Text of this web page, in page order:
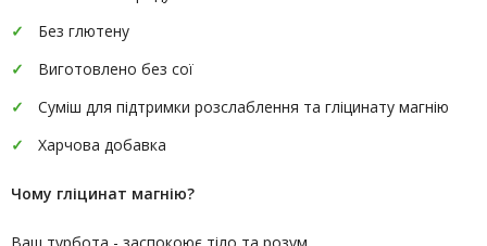
Без глютену
Виготовлено без сої
Суміш для підтримки розслаблення та гліцинату магнію
Харчова добавка
Чому гліцинат магнію?